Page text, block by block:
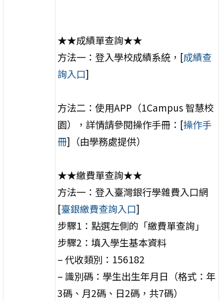
★★成績單查詢★★
方法一：登入學校成績系統，[成績查
詢入口]
方法二：使用APP（1Campus 智慧校
園），詳情請參閱操作手冊：[操作手
冊]（由學務處提供）
★★繳費單查詢★★
方法一：登入臺灣銀行學雜費入口網
[臺銀繳費查詢入口]
步驟1：點選左側的「繳費單查詢」
步驟2：填入學生基本資料
– 代收類別：156182
– 識別碼：學生出生年月日（格式：年
3碼、月2碼、日2碼，共7碼）